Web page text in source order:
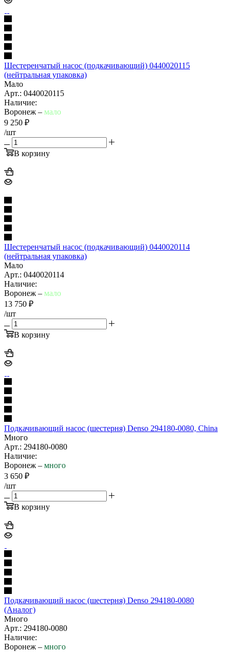
Шестеренчатый насос (подкачивающий) 0440020115
(нейтральная упаковка)
Мало
Арт.: 0440020115
Наличие:
Воронеж – мало
9 250 ₽
/шт
В корзину
Шестеренчатый насос (подкачивающий) 0440020114
(нейтральная упаковка)
Мало
Арт.: 0440020114
Наличие:
Воронеж – мало
13 750 ₽
/шт
В корзину
Подкачивающий насос (шестерня) Denso 294180-0080, China
Много
Арт.: 294180-0080
Наличие:
Воронеж – много
3 650 ₽
/шт
В корзину
Подкачивающий насос (шестерня) Denso 294180-0080
(Аналог)
Много
Арт.: 294180-0080
Наличие:
Воронеж – много